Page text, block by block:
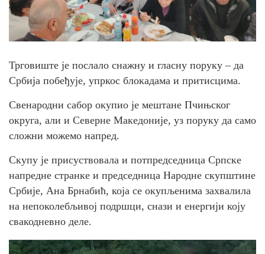
Трговиште је послало снажну и гласну поруку – да
Србија побеђује, упркос блокадама и притисцима.
Свенародни сабор окупио је мештане Пчињског
округа, али и Северне Македоније, уз поруку да само
сложни можемо напред.
Скупу је присуствовала и потпредседница Српске
напредне странке и председницa Народне скупштине
Србије, Анa Брнабић, која се окупљенима захвалила
на непоколебљивој подршци, снази и енергији коју
свакодневно деле.